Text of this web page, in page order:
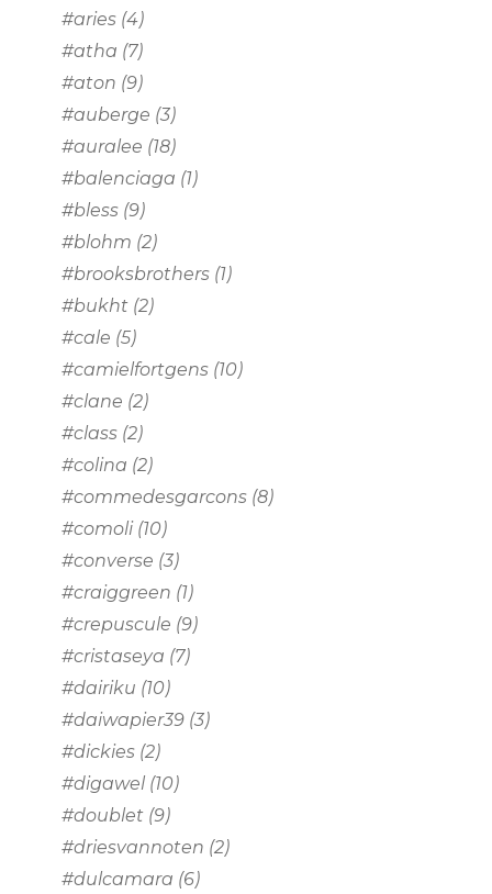
#aries (4)
#atha (7)
#aton (9)
#auberge (3)
#auralee (18)
#balenciaga (1)
#bless (9)
#blohm (2)
#brooksbrothers (1)
#bukht (2)
#cale (5)
#camielfortgens (10)
#clane (2)
#class (2)
#colina (2)
#commedesgarcons (8)
#comoli (10)
#converse (3)
#craiggreen (1)
#crepuscule (9)
#cristaseya (7)
#dairiku (10)
#daiwapier39 (3)
#dickies (2)
#digawel (10)
#doublet (9)
#driesvannoten (2)
#dulcamara (6)